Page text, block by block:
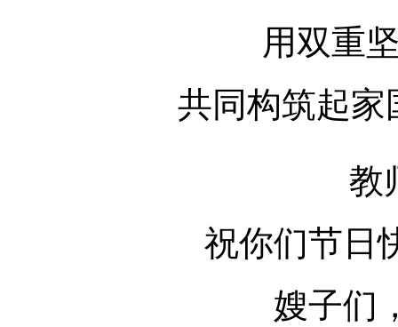
用双重
共同构筑起家
教
祝你们节日
嫂子们